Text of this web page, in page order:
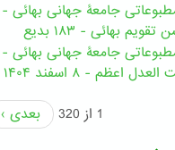
جامعۀ جهانی بهائی - ۱۹ فروردین ۱۴۰۵
بهائی - ۱۸۳ بدیع
جامعۀ جهانی بهائی - ۴ فروردین ۱۴۰۵
اعظم - ۸ اسفند ۱۴۰۴
1 از 320
بعدی ›